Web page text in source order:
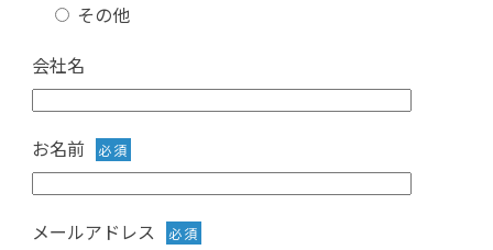
その他
会社名
お名前 必須
メールアドレス 必須